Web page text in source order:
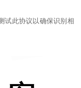
试此协议以确保识别相